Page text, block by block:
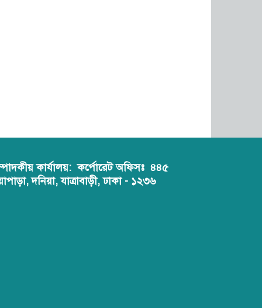
কার্যালয়: কর্পোরেট অফিসঃ ৪৪৫
দনিয়া, যাত্রাবাড়ী, ঢাকা - ১২৩৬